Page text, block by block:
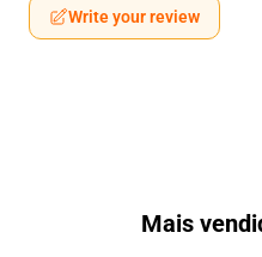
Write your review
Mais